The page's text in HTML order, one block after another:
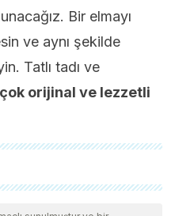
Bir elmayı
ve aynı şekilde
Tatlı tadı ve
çok orijinal ve lezzetli
güvenilirliklerini,
için ekibimiz